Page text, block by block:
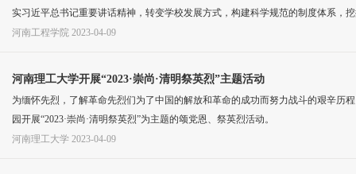
实习近平总书记重要讲话精神，转变学校发展方式，构建科学规范的制度体系，
河南工程学院 2023-04-09
河南理工大学开展“2023·崇尚·清明祭英烈”主题活动
为缅怀先烈，了解革命先烈们为了中国的解放和革命的成功而努力战斗的艰辛历
园开展“2023·崇尚·清明祭英烈”为主题的颂党恩、祭英烈活动。
河南理工大学 2023-04-09